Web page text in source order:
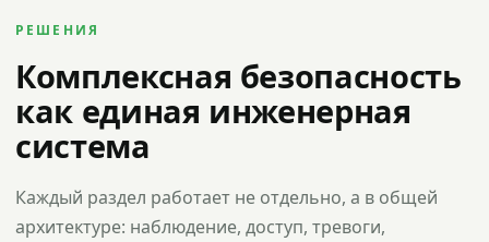
РЕШЕНИЯ
Комплексная безопасность
как единая инженерная
система
Каждый раздел работает не отдельно, а в общей
архитектуре: наблюдение, доступ, тревоги,